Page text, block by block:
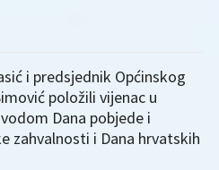
i predsjednik Općinskog
položili vijenac u
Dana pobjede i
zahvalnosti i Dana hrvatskih